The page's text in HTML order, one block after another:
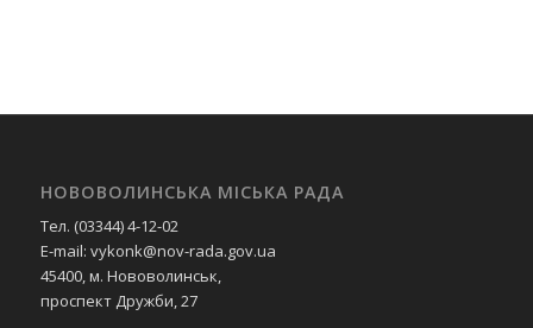
НОВОВОЛИНСЬКА МІСЬКА РАДА
Тел. (03344) 4-12-02
E-mail: vykonk@nov-rada.gov.ua
45400, м. Нововолинськ,
проспект Дружби, 27